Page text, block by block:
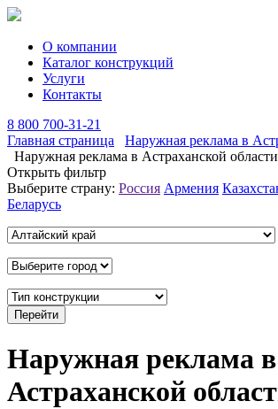
О компании
Каталог конструкций
Услуги
Контакты
8 800 700-31-21
Главная страница
Наружная реклама в
Наружная реклама в Астраханской области
Открыть фильтр
Выберите страну: Россия Армения
Беларусь
Наружная реклама в
Астраханской